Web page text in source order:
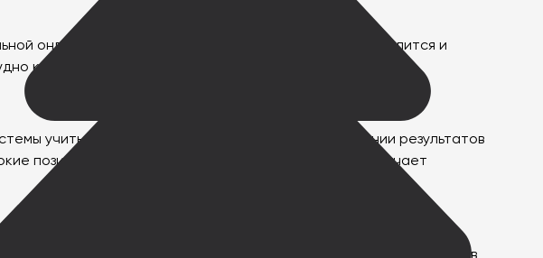
онлайн-репутацией с большей вероятностью выделится и
конкурировать на переполненном рынке.
учитывают онлайн-репутацию при ранжировании результатов
позиции в результатах поисковых систем, что облегчает